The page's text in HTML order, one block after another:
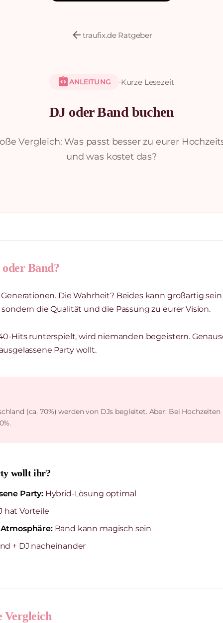
arrow_backtraufix.de Ratgeber
integration_instructionsANLEITUNG ·Kurze Lesezeit
DJ oder Band buchen
Vergleich: Was passt besser zu eurer
und was kostet das?
Band?
Die Wahrheit? Beides kann großartig
die Qualität und die Passung zu eurer Vision.
Hits runterspielt, wird niemanden begeistern.
Party wollt.
(ca. 70%) werden von DJs begleitet. Aber: Bei
wollt ihr?
Party:Hybrid-Lösung optimal
hat Vorteile
Band kann magisch sein
+ DJ nacheinander
Vergleich